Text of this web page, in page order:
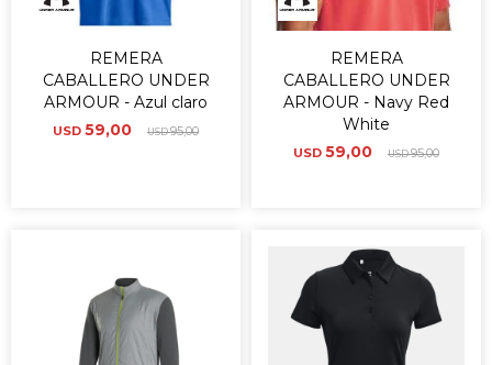
REMERA
CABALLERO UNDER
ARMOUR - Azul claro
USD 59,00 USD95,00
REMERA
CABALLERO UNDER
ARMOUR - Navy Red
White
USD 59,00 USD95,00